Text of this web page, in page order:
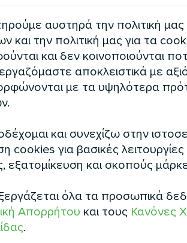
Split
και ψύξη
Σχεδιασμός έργων
αυστηρά την πολιτική μας
την πολιτική μας για τα
και δεν κοινοποιούνται
αποκλειστικά με
με τα υψηλότερα
και συνεχίζω στην
cookies για βασικές λειτουργίες
εξατομίκευση και σκοπούς
όλα τα προσωπικά
Απορρήτου και τους Κανόνες
.